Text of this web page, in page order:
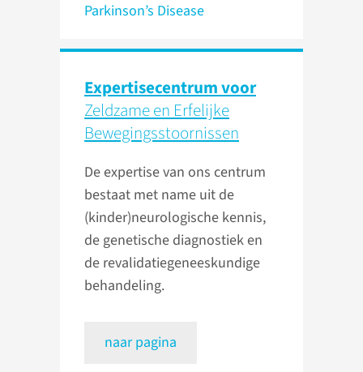
Parkinson’s Disease
Expertisecentrum voor
Zeldzame en Erfelijke
Bewegings­stoornissen
De expertise van ons centrum
bestaat met name uit de
(kinder)neurologische kennis,
de genetische diagnostiek en
de revalidatiegeneeskundige
behandeling.
naar pagina